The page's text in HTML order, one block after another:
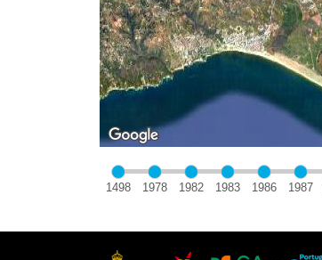
1498 1978 1982 1983 1986 1987